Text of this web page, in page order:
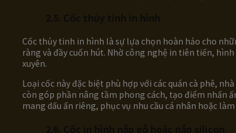
Cốc thủy tinh in hình là sự lựa chọn hoàn hảo cho
ràng và đầy cuốn hút. Nhờ công nghệ in tiên tiến,
xuyên.
Loại cốc này đặc biệt phù hợp với các quán cà phê,
còn góp phần nâng tầm phong cách, tạo điểm nhấn
mang dấu ấn riêng, phục vụ nhu cầu cá nhân hoặc